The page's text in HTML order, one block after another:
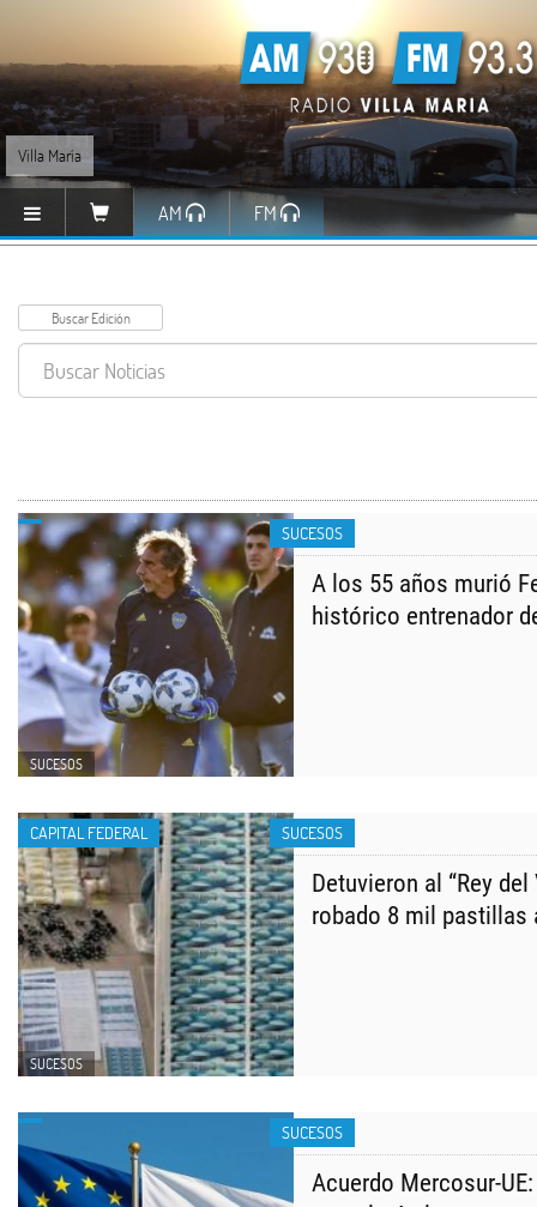
Villa María
AM FM
SUCESOS
SUCESOS
A los 55 años murió
histórico entrenador
SUCESOS
SUCESOS
Detuvieron al “Rey del
robado 8 mil pastillas
CAPITAL FEDERAL
SUCESOS
Acuerdo Mercosur-